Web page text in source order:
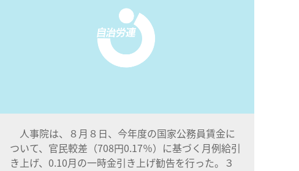
人事院は、８月８日、今年度の国家公務員賃金に
ついて、官民較差（708円0.17％）に基づく月例給引
き上げ、0.10月の一時金引き上げ勧告を行った。３